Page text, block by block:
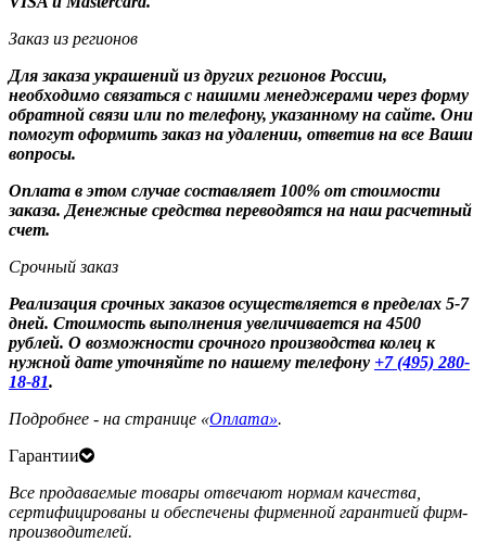
Заказ из регионов
Для заказа украшений из других регионов России,
необходимо связаться с нашими менеджерами через форму
обратной связи или по телефону, указанному на сайте. Они
помогут оформить заказ на удалении, ответив на все Ваши
вопросы.
Оплата в этом случае составляет 100% от стоимости
заказа. Денежные средства переводятся на наш расчетный
счет.
Срочный заказ
Реализация срочных заказов осуществляется в пределах 5-7
дней. Стоимость выполнения увеличивается на 4500
рублей. О возможности срочного производства колец к
нужной дате уточняйте по нашему телефону +7 (495) 280-
18-81.
Подробнее - на странице «Оплата».
Гарантии
Все продаваемые товары отвечают нормам качества,
сертифицированы и обеспечены фирменной гарантией фирм-
производителей.